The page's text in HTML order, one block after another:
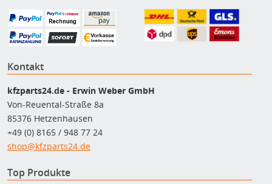
Kontakt
kfzparts24.de - Erwin Weber GmbH
Von-Reuental-Straße 8a
85376 Hetzenhausen
+49 (0) 8165 / 948 77 24
shop@kfzparts24.de
Top Produkte